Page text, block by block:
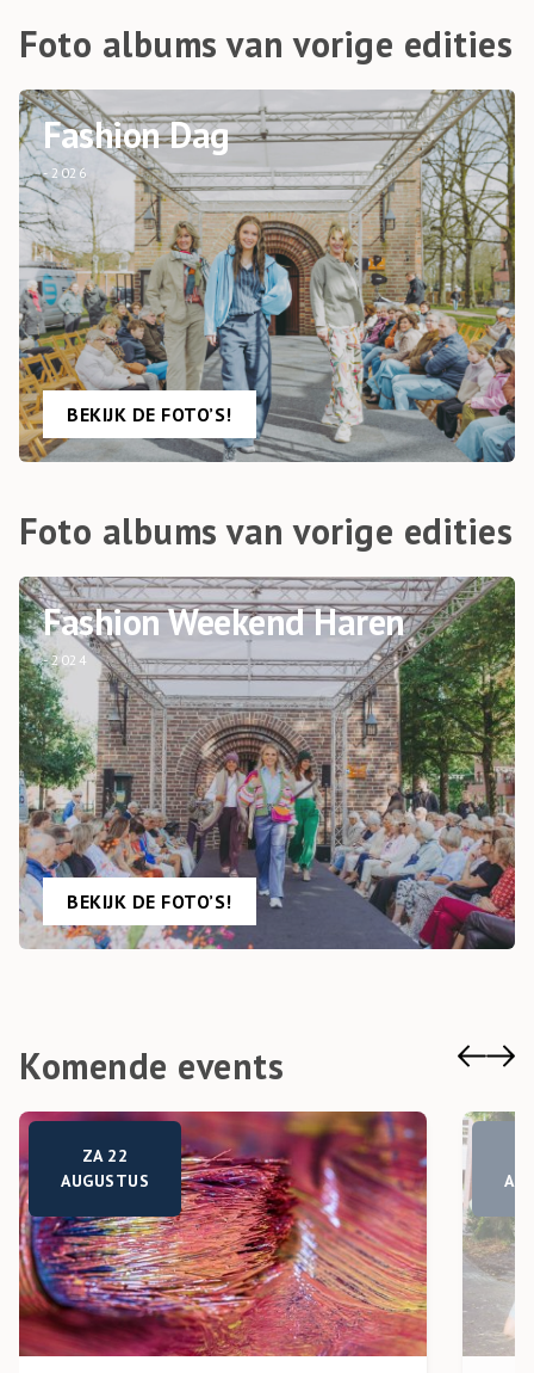
Foto albums van vorige edities
Fashion Dag
- 2026
BEKIJK DE FOTO’S!
Foto albums van vorige edities
Fashion Weekend Haren
- 2024
BEKIJK DE FOTO’S!
Komende events
ZA 22
AUGUSTUS